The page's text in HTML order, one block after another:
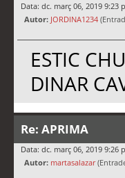
Data: dc. març 06, 2019 9:23
Autor: JORDINA1234
ESTIC
DINAR
Re: APRIMA
Data: dc. març 06, 2019 9:26
Autor: martasalazar